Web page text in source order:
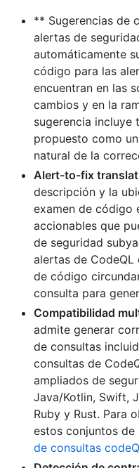
** Sugerencias de
alertas de
automáticamente
código para las
encuentran en las
cambios y en la
sugerencia
propuesto como
natural de la
Alert-to-fix
descripción y la
examen de código
accionables que
de seguridad
alertas de CodeQL
de código
consulta para
Compatibilidad
admite generar
de consultas
consultas de
ampliados de
Java/Kotlin, Swift,
Ruby y Rust. Para
estos conjuntos de
de consultas